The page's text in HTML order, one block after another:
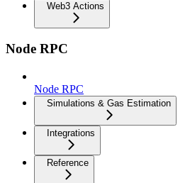
Web3 Actions
Node RPC
Node RPC
Simulations & Gas Estimation
Integrations
Reference